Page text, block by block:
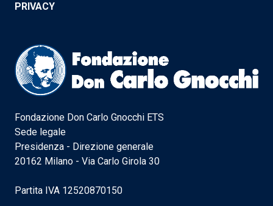
PRIVACY
Fondazione Don Carlo Gnocchi ETS
Sede legale
Presidenza - Direzione generale
20162 Milano - Via Carlo Girola 30
Partita IVA 12520870150